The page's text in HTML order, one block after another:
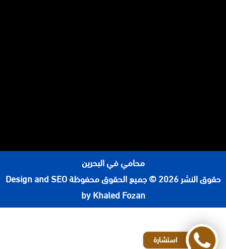
محامي في البحرين
حقوق النشر 2026 © جميع الحقوق محفوظة
Design and SEO
by Khaled Fozan
استشارة
افضل مكاتب المحاماة في الرياض